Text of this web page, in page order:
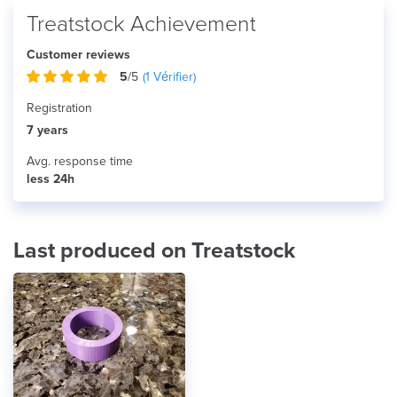
Treatstock Achievement
Customer reviews
5/5 (1 Vérifier)
Registration
7 years
Avg. response time
less 24h
Last produced on Treatstock